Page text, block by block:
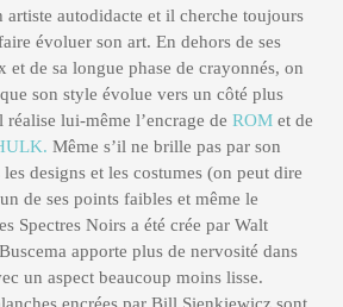
artiste autodidacte et il cherche toujours
évoluer son art. En dehors de ses
et de sa longue phase de crayonnés, on
son style évolue vers un côté plus
réalise lui-même l’encrage de ROM et de
Même s’il ne brille pas par son
designs et les costumes (on peut dire
de ses points faibles et même le
Spectres Noirs a été crée par Walt
apporte plus de nervosité dans
un aspect beaucoup moins lisse.
encrées par Bill Sienkiewicz sont